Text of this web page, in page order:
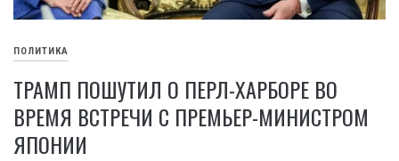
ПОЛИТИКА
ТРАМП ПОШУТИЛ О ПЕРЛ-ХАРБОРЕ ВО
ВРЕМЯ ВСТРЕЧИ С ПРЕМЬЕР-МИНИСТРОМ
ЯПОНИИ